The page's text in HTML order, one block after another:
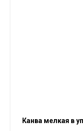
Канва мелкая в